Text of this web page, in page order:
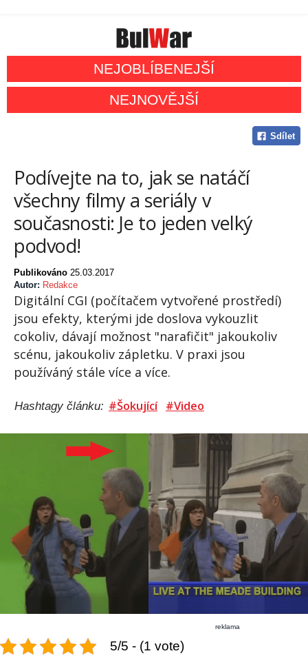
NEJOBLÍBENEJŠÍ
NEJNOVĚJŠÍ
Sdílet
Podívejte na to, jak se natáčí
všechny filmy a seriály v
současnosti: Je to jeden velký
podvod!
Publikováno 25.03.2017
Autor: Redakce
Digitální CGI (počítačem vytvořené prostředí)
jsou efekty, kterými jde doslova vykouzlit
cokoliv, dávají možnost "narafičit" jakoukoliv
scénu, jakoukoliv zápletku. V praxi jsou
používáný stále více a více.
Hashtagy článku: #Šokující #Video
reklama
5/5 - (1 vote)